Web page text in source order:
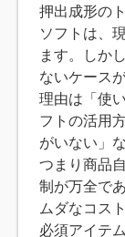
押出成形の
ソフトは、
ます。しか
ないケース
理由は「使
フトの活用
がいない」な
つまり商品
制が万全で
ムダなコス
必須アイテ